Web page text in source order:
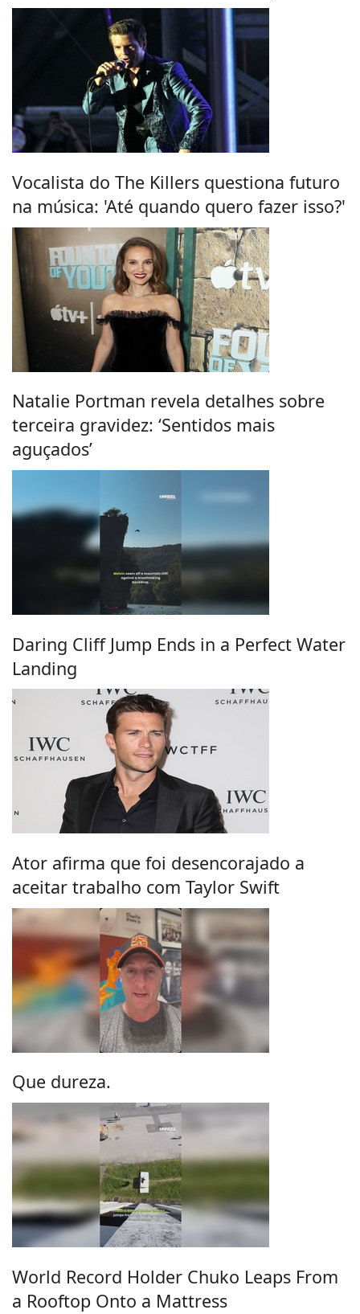
Vocalista do The Killers questiona futuro
na música: 'Até quando quero fazer isso?'
Natalie Portman revela detalhes sobre
terceira gravidez: ‘Sentidos mais
aguçados’
Daring Cliff Jump Ends in a Perfect Water
Landing
Ator afirma que foi desencorajado a
aceitar trabalho com Taylor Swift
Que dureza.
World Record Holder Chuko Leaps From
a Rooftop Onto a Mattress